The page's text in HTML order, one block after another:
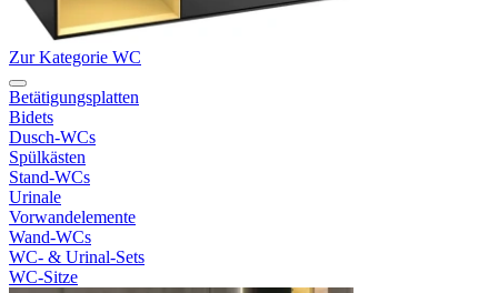
Zur Kategorie WC
Betätigungsplatten
Bidets
Dusch-WCs
Spülkästen
Stand-WCs
Urinale
Vorwandelemente
Wand-WCs
WC- & Urinal-Sets
WC-Sitze